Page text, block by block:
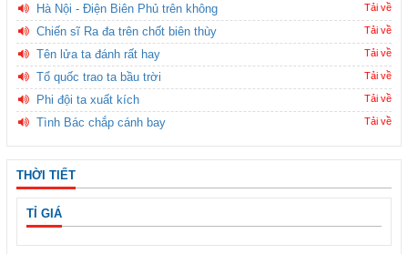
Hà Nội - Điện Biên Phủ trên không Tải về
Chiến sĩ Ra đa trên chốt biên thùy Tải về
Tên lửa ta đánh rất hay Tải về
Tổ quốc trao ta bầu trời Tải về
Phi đội ta xuất kích Tải về
Tình Bác chắp cánh bay Tải về
THỜI TIẾT
TỈ GIÁ